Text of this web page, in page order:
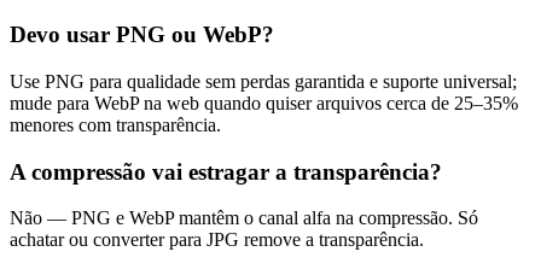
Devo usar PNG ou WebP?
Use PNG para qualidade sem perdas garantida e suporte universal;
mude para WebP na web quando quiser arquivos cerca de 25–35%
menores com transparência.
A compressão vai estragar a transparência?
Não — PNG e WebP mantêm o canal alfa na compressão. Só
achatar ou converter para JPG remove a transparência.